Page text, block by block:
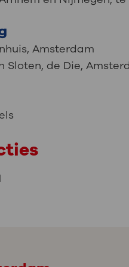
Amsterdam
Sloten, de Die,